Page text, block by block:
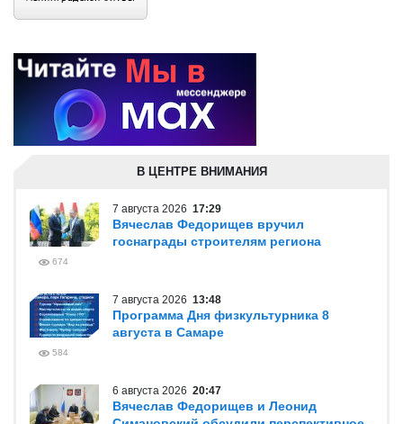
В ЦЕНТРЕ ВНИМАНИЯ
7 августа 2026 17:29
Вячеслав Федорищев вручил
госнаграды строителям региона
674
7 августа 2026 13:48
Программа Дня физкультурника 8
августа в Самаре
584
6 августа 2026 20:47
Вячеслав Федорищев и Леонид